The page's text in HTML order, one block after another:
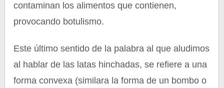
contaminan los alimentos que contienen,
provocando botulismo.
Este último sentido de la palabra al que aludimos
al hablar de las latas hinchadas, se refiere a una
forma convexa (similara la forma de un bombo o